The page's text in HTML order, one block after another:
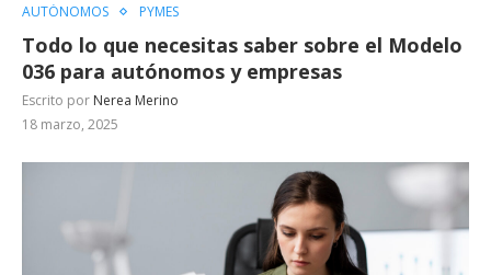
AUTÓNOMOS PYMES
Todo lo que necesitas saber sobre el Modelo
036 para autónomos y empresas
Escrito por Nerea Merino
18 marzo, 2025